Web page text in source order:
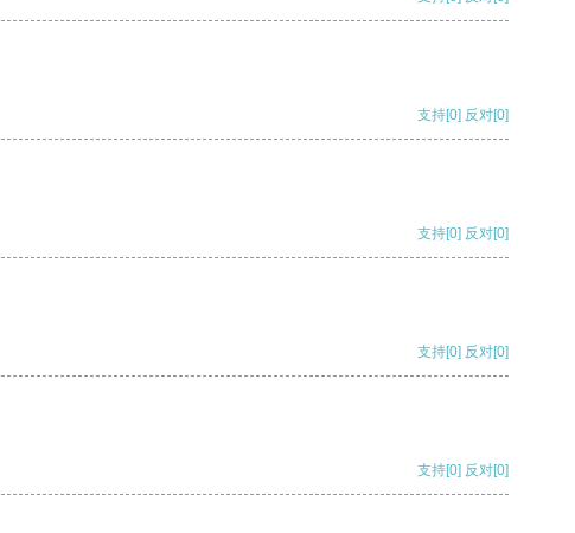
支持[0] 反对[0]
支持[0] 反对[0]
支持[0] 反对[0]
支持[0] 反对[0]